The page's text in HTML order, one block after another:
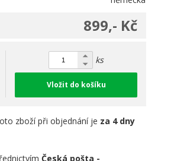
899,- Kč
ks
Vložit do košíku
zboží při objednání je za 4 dny
Česká pošta -